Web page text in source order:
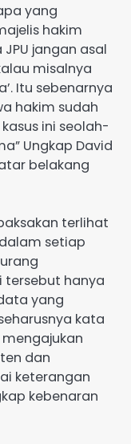
yang
hakim
jangan asal
misalnya
Itu sebenarnya
hakim sudah
ini seolah-
Ungkap David
belakang
terlihat
setiap
tersebut hanya
yang
kata
mengajukan
dan
keterangan
kebenaran